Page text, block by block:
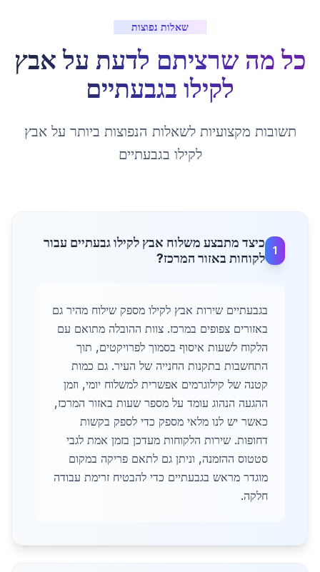
שאלות נפוצות
כל מה שרציתם לדעת על אבץ
לקילו בגבעתיים
תשובות מקצועיות לשאלות הנפוצות ביותר עלאבץ
לקילו בגבעתיים
1
כיצד מתבצע משלוח אבץ לקילו גבעתיים עבור
לקוחות באזור המרכז?
בגבעתיים שירות אבץ לקילו מספק שילוח מהיר גם
באזורים צפופים במרכז. צוות ההובלה מתואם עם
הלקוח לשעות איסוף בסמוך לפרויקטים, תוך
התחשבות בתקנות החנייה של העיר. גם כמות
קטנה של קילוגרמים אפשרית למשלוח יומי, וזמן
ההגעה הנהוג עומד על מספר שעות באזור המרכז,
כאשר יש לנו מלאי מספק כדי לספק בקשות
דחופות. שירות הלקוחות מעדכן בזמן אמת לגבי
סטטוס ההזמנה, וניתן גם לתאם פריקה במקום
מוגדר מראש בגבעתיים כדי להבטיח זרימת עבודה
חלקה.